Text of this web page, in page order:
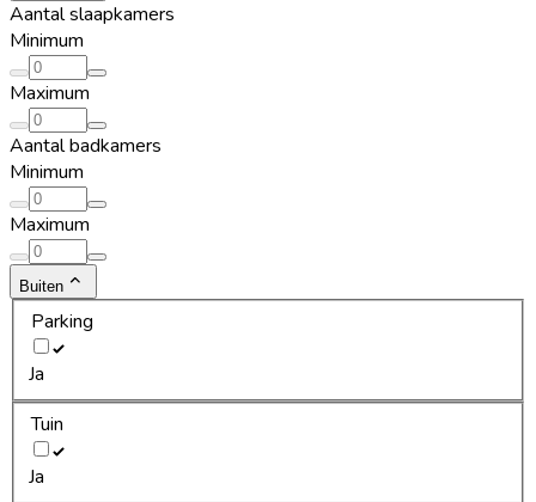
Aantal slaapkamers
Minimum
Maximum
Aantal badkamers
Minimum
Maximum
Buiten
Parking
Ja
Tuin
Ja